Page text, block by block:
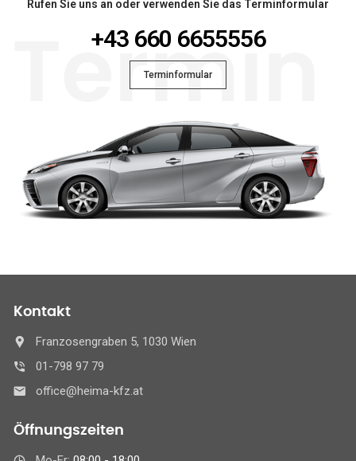
Termin
Rufen Sie uns an oder verwenden Sie das Terminformular
+43 660 6655556
Terminformular
Kontakt
Franzosengraben 5, 1030 Wien
01-798 97 79
office@heima-kfz.at
Öffnungszeiten